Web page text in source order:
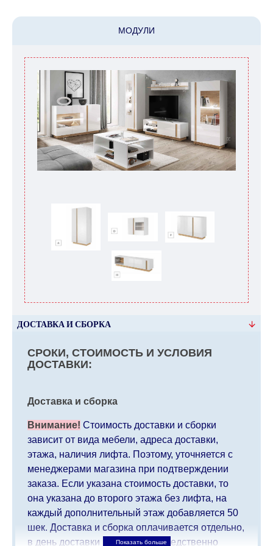
ДОСТАВКА И СБОРКА
СРОКИ, СТОИМОСТЬ И УСЛОВИЯ
ДОСТАВКИ:
Доставка и сборка
Внимание! Стоимость доставки и сборки
зависит от вида мебели, адреса доставки,
этажа, наличия лифта. Поэтому, уточняется с
менеджерами магазина при подтверждении
заказа. Если указана стоимость доставки, то
она указана до второго этажа без лифта, на
каждый дополнительный этаж добавляется 50
шек. Доставка и сборка оплачивается отдельно,
в день доставки мебели непосредственно
МОДУЛИ